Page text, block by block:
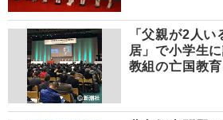
「父親が2人
居」で小学生
教組の亡国教